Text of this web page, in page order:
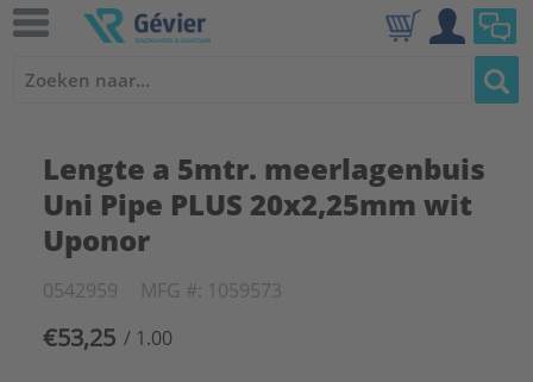
Lengte a 5mtr. meerlagenbuis
Uni Pipe PLUS 20x2,25mm wit
Uponor
0542959 MFG #: 1059573
€53,25 / 1.00